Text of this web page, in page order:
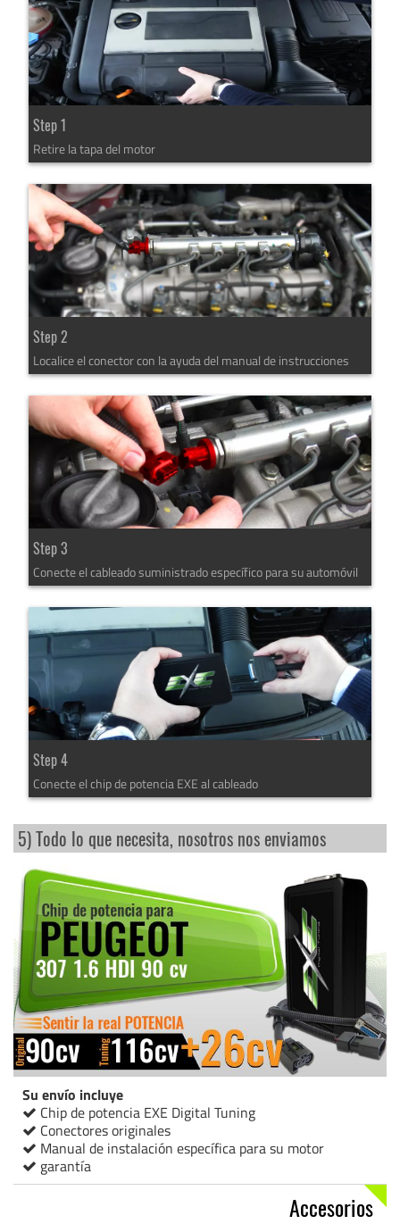
Step 1
Retire la tapa del motor
Step 2
Localice el conector con la ayuda del manual de instrucciones
Step 3
Conecte el cableado suministrado específico para su automóvil
Step 4
Conecte el chip de potencia EXE al cableado
5) Todo lo que necesita, nosotros nos enviamos
Su envío incluye
Chip de potencia EXE Digital Tuning
Conectores originales
Manual de instalación específica para su motor
garantía
Accesorios